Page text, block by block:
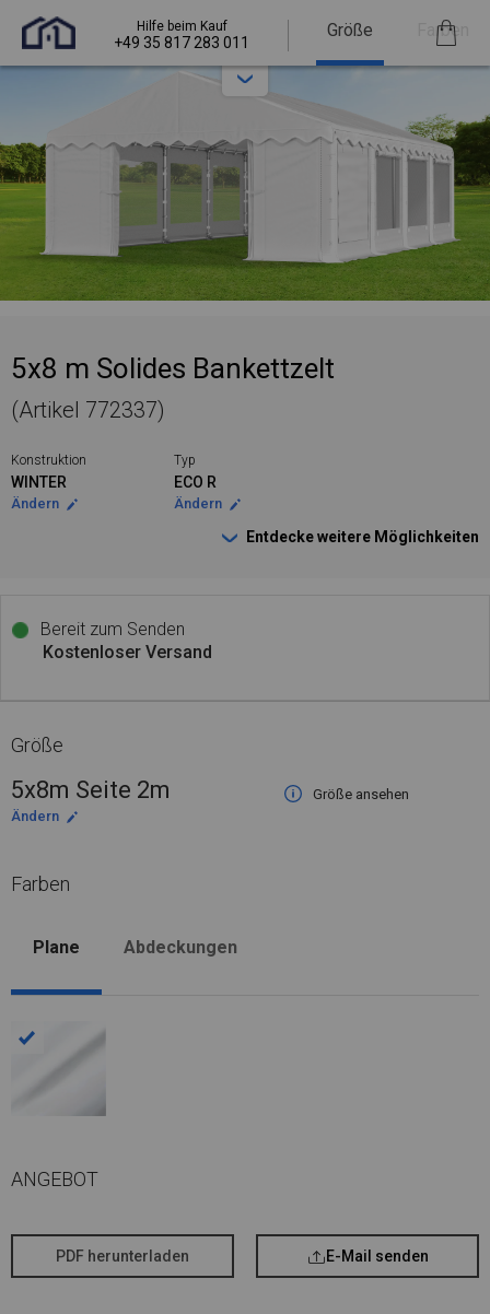
Hilfe beim Kauf
+49 35 817 283 011
Größe Farben
5x8 m Solides Bankettzelt
(Artikel 772337)
Konstruktion
WINTER
Ändern
Typ
ECO R
Ändern
Entdecke weitere Möglichkeiten
Bereit zum Senden
Kostenloser Versand
Größe
5x8m Seite 2m
Größe ansehen
Ändern
Farben
Plane Abdeckungen
ANGEBOT
PDF herunterladen E-Mail senden